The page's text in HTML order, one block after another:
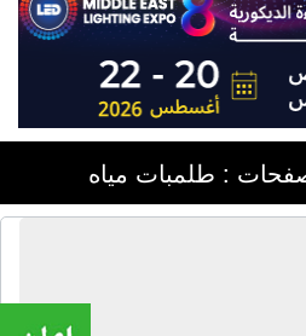
: طلمبات مياه